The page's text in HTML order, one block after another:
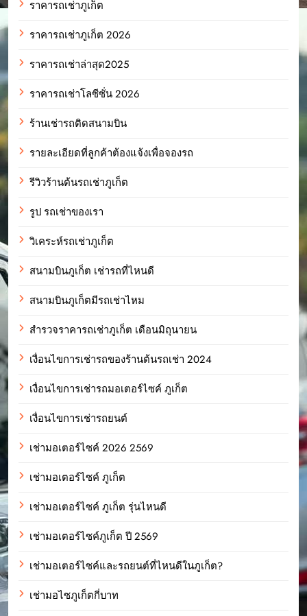
ราคารถเช่าภูเก็ต
ราคารถเช่าภูเก็ต 2026
ราคารถเช่าล่าสุด2025
ราคารถเช่าโลซีซั่น 2026
ร้านเช่ารถติดสนามบิน
รายละเอียดที่ลูกค้าต้องแจ้งเพื่อจองรถ
รีวิวร้านต้นรถเช่าภูเก็ต
รูป รถเช่าของเรา
วิเคระห์รถเช่าภูเก็ต
สนามบินภูเก็ต เช่ารถที่ไหนดี
สนามบินภูเก็ตมีรถเช่าไหม
สำรวจราคารถเช่าภูเก็ต เดือนมิถุนายน
เงื่อนไขการเช่ารถของร้านต้นรถเช่า 2024
เงื่อนไขการเช่ารถมอเตอร์ไซค์ ภูเก็ต
เงื่อนไขการเช่ารถยนต์
เช่ามอเตอร์ไซค์ 2026 2569
เช่ามอเตอร์ไซค์ ภูเก็ต
เช่ามอเตอร์ไซค์ ภูเก็ต รุ่นไหนดี
เช่ามอเตอร์ไซค์ภูเก็ต ปี 2569
เช่ามอเตอร์ไซค์และรถยนต์ที่ไหนดีในภูเก็ต?
เช่ามอไซภูเก็ตกี่บาท